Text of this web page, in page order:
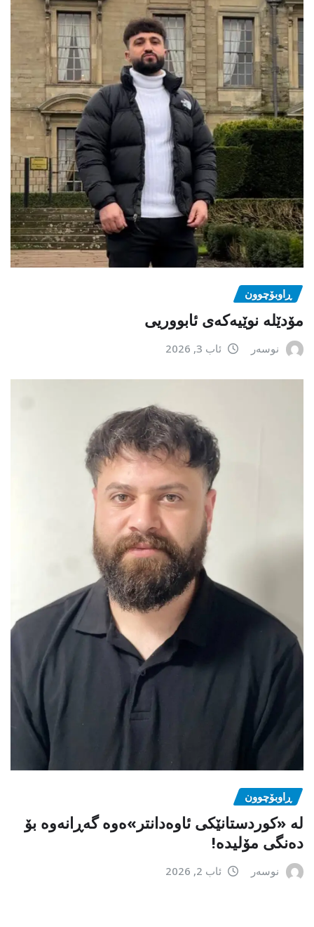
ڕاوبۆچوون
مۆدێلە نوێیەکەى ئابووریی
نوسەر ئاب 3, 2026
ڕاوبۆچوون
لە «کوردستانێکی ئاوەدانتر»ەوە گەڕانەوە بۆ
دەنگی مۆلیدە!
نوسەر ئاب 2, 2026